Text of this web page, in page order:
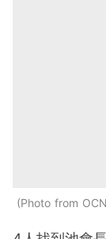
Photo from OCN